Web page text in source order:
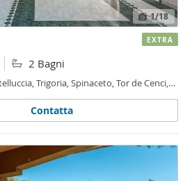
1/18
2 Bagni
Trigoria, Spinaceto, Tor de Cenci,
Contatta
EXTRA